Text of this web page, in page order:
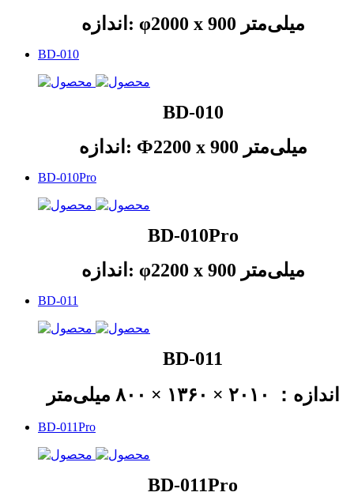
اندازه: φ2000 x 900 میلی‌متر
BD-010
BD-010
اندازه: Ф2200 x 900 میلی‌متر
BD-010Pro
BD-010Pro
اندازه: φ2200 x 900 میلی‌متر
BD-011
BD-011
اندازه： ۲۰۱۰ × ۱۳۶۰ × ۸۰۰ میلی‌متر
BD-011Pro
BD-011Pro